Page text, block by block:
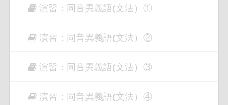
演習：同音異義語(文法）①
演習：同音異義語(文法）②
演習：同音異義語(文法）③
演習：同音異義語(文法）④